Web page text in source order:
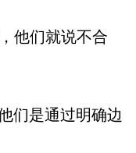
他们就说不合
们是通过明确边